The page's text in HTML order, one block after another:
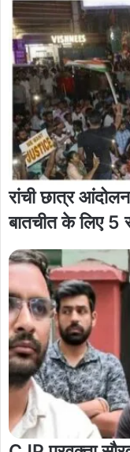
रांची छात्र
बातचीत के लिए 5